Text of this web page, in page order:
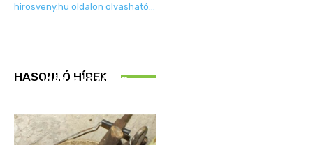
hirosveny.hu oldalon olvasható…
HASONLÓ HÍREK
Idén is közösen